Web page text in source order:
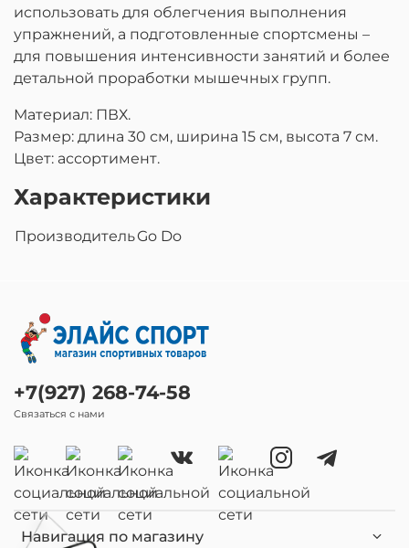
использовать для облегчения выполнения
упражнений, а подготовленные спортсмены –
для повышения интенсивности занятий и более
детальной проработки мышечных групп.
Материал: ПВХ.
Размер: длина 30 см, ширина 15 см, высота 7 см.
Цвет: ассортимент.
Характеристики
ПроизводительGo Do
Навигация по магазину
+7(927) 268-74-58
Связаться с нами